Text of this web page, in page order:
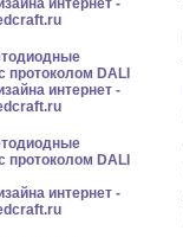
протоколом DALI
протоколом DALI